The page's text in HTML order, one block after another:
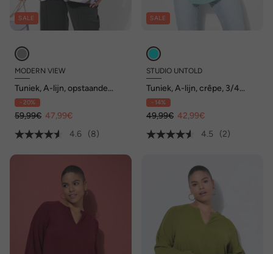
SALE
MODERN VIEW
Tuniek, A-lijn, opstaande
kraag, V-hals, lange mouwen
- 20%
59,99€ 47,99€
4.6
(8)
SALE
STUDIO UNTOLD
Tuniek, A-lijn, crêpe, 3/4
pofmouwen
- 14%
49,99€ 42,99€
4.5
(2)